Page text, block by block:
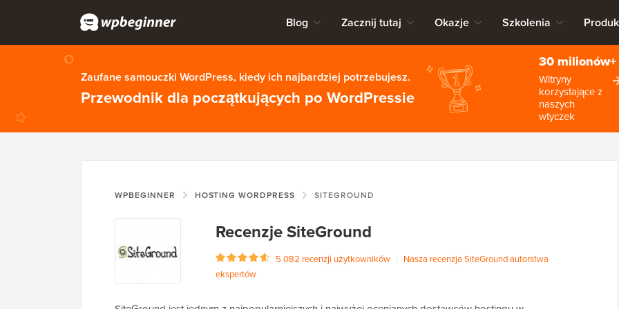
Blog Zacznij tutaj Okazje Szkolenia
Zaufane samouczki WordPress, kiedy ich najbardziej potrzebujesz.
Przewodnik dla początkujących po WordPressie
30 milionów+
Witryny
korzystające z
naszych
wtyczek
WPBEGINNER HOSTING WORDPRESS SITEGROUND
Recenzje SiteGround
5 082 recenzji użytkowników | Nasza recenzja SiteGround autorstwa
ekspertów